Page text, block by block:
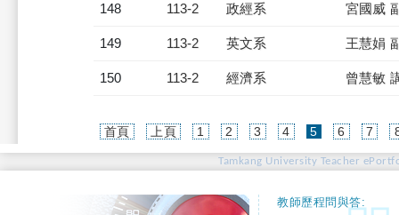
148 113-2 政經系 宮國威
149 113-2 英文系 王慧娟
150 113-2 經濟系 曾慧敏
首頁 上頁 1 2 3 4 5(current)
6 7
Tamkang University Teacher
教師歷程問與答: